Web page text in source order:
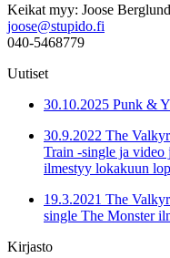
Keikat myy: Joose Berglund
joose@stupido.fi
040-5468779
Uutiset
30.10.2025 Punk &
30.9.2022 The
Train -single ja video
ilmestyy lokakuun
19.3.2021 The
single The Monster
Kirjasto